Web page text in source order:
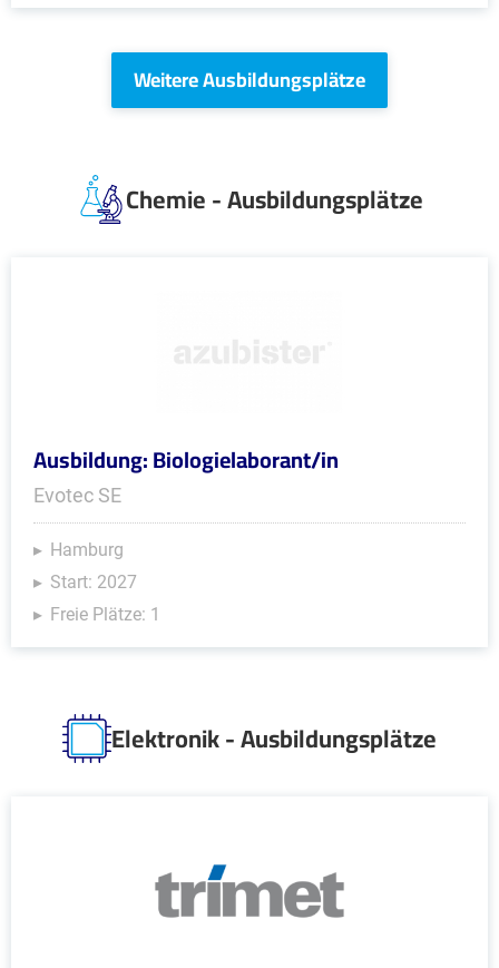
Weitere Ausbildungsplätze
Chemie - Ausbildungsplätze
Ausbildung: Biologielaborant/in
Evotec SE
Hamburg
Start: 2027
Freie Plätze: 1
Elektronik - Ausbildungsplätze